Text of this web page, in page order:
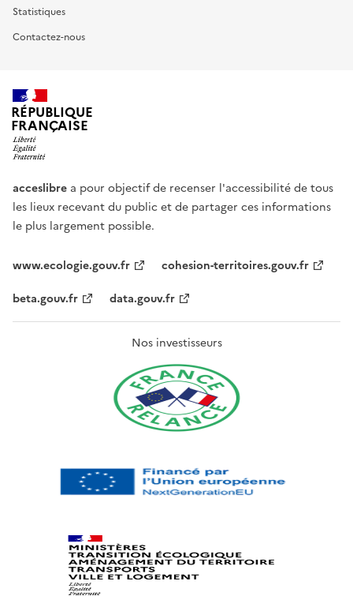
Statistiques
Contactez-nous
RÉPUBLIQUE
FRANÇAISE
acceslibre a pour objectif de recenser l'accessibilité de tous
les lieux recevant du public et de partager ces informations
le plus largement possible.
www.ecologie.gouv.fr
cohesion-territoires.gouv.fr
beta.gouv.fr
data.gouv.fr
Nos investisseurs